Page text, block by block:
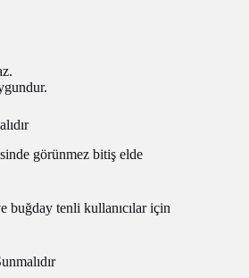
görünmez bitiş elde
tenli kullanıcılar için